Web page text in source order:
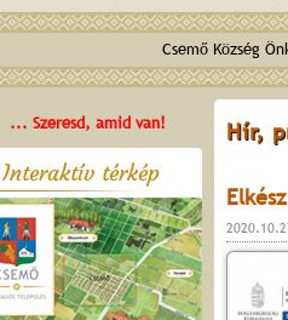
Csemő Község
... Szeresd, amid van!
Interaktív térkép
Hír,